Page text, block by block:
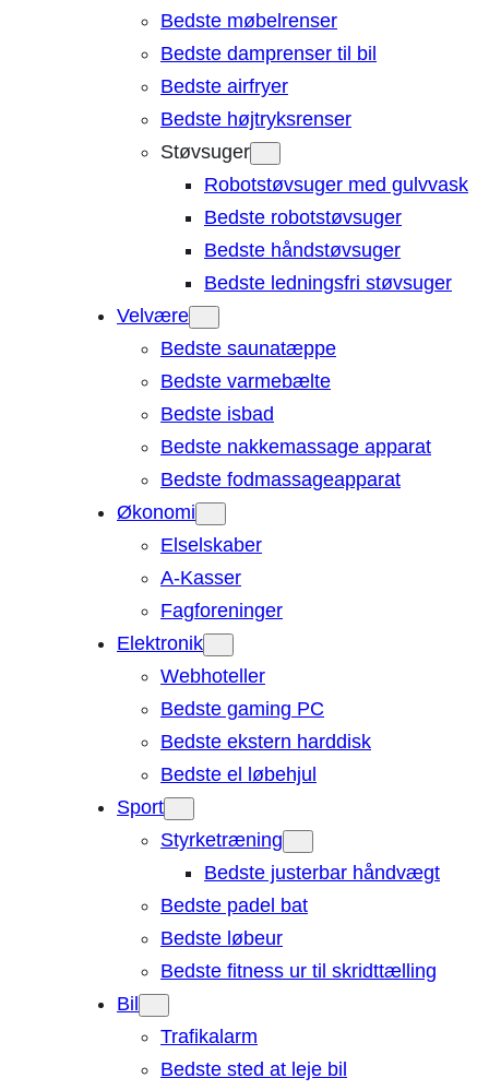
Bedste møbelrenser
Bedste damprenser til bil
Bedste airfryer
Bedste højtryksrenser
Støvsuger
Robotstøvsuger med gulvvask
Bedste robotstøvsuger
Bedste håndstøvsuger
Bedste ledningsfri støvsuger
Velvære
Bedste saunatæppe
Bedste varmebælte
Bedste isbad
Bedste nakkemassage apparat
Bedste fodmassageapparat
Økonomi
Elselskaber
A-Kasser
Fagforeninger
Elektronik
Webhoteller
Bedste gaming PC
Bedste ekstern harddisk
Bedste el løbehjul
Sport
Styrketræning
Bedste justerbar håndvægt
Bedste padel bat
Bedste løbeur
Bedste fitness ur til skridttælling
Bil
Trafikalarm
Bedste sted at leje bil